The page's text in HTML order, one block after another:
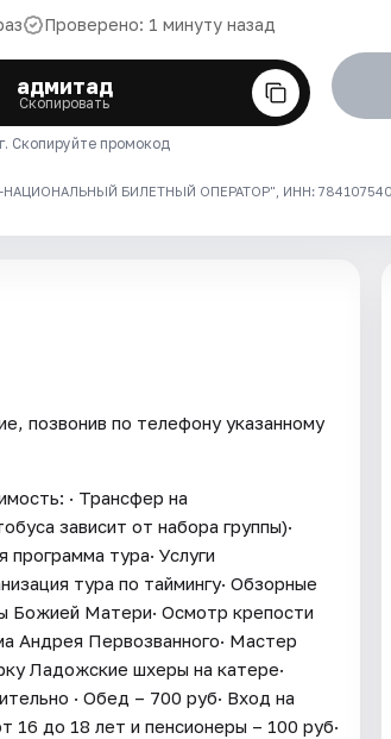
Проверено: 1 минуту назад
адмитад
Скопировать
Скопируйте промокод
БИЛЕТНЫЙ ОПЕРАТОР", ИНН: 7841075409
позвонив по телефону указанному
· Трансфер на
зависит от набора группы)·
тура· Услуги
тура по таймингу· Обзорные
Божией Матери· Осмотр крепости
Андрея Первозванного· Мастер
Ладожские шхеры на катере·
· Обед – 700 руб· Вход на
до 18 лет и пенсионеры – 100 руб·